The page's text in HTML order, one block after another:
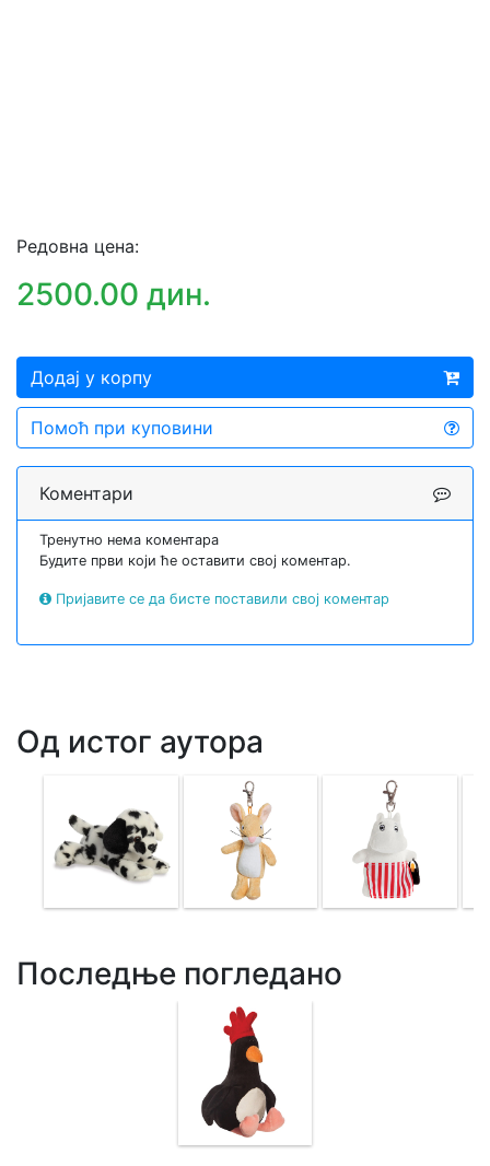
Редовна цена:
2500.00 дин.
Додај у корпу
Помоћ при куповини
Коментари
Тренутно нема коментара
Будите први који ће оставити свој коментар.
Пријавите се да бисте поставили свој коментар
Од истог аутора
Последње погледано